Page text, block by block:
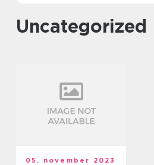
Uncategorized
05. november 2023